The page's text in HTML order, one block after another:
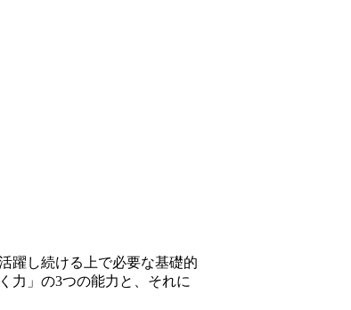
躍し続ける上で必要な基礎的
力」の3つの能力と、それに